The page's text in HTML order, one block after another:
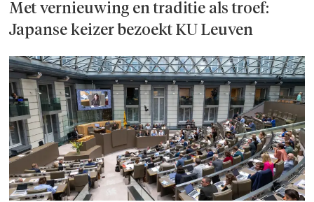
Met vernieuwing en traditie als troef:
Japanse keizer bezoekt KU Leuven